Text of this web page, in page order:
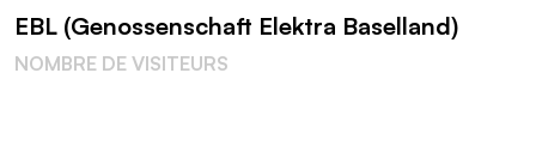
EBL (Ge­nos­sen­schaft Elek­tra Ba­sel­land)
NOMBRE DE VISITEURS